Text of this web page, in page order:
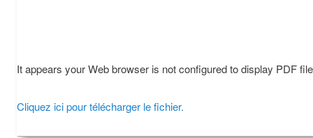
It appears your Web browser is not configured to display PDF
Cliquez ici pour télécharger le fichier.